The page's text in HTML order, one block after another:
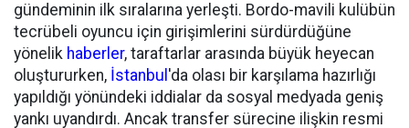
gündeminin ilk sıralarına yerleşti. Bordo-mavili kulübün
tecrübeli oyuncu için girişimlerini sürdürdüğüne
yönelik haberler, taraftarlar arasında büyük heyecan
oluştururken, İstanbul 'da olası bir karşılama hazırlığı
yapıldığı yönündeki iddialar da sosyal medyada geniş
yankı uyandırdı. Ancak transfer sürecine ilişkin resmi